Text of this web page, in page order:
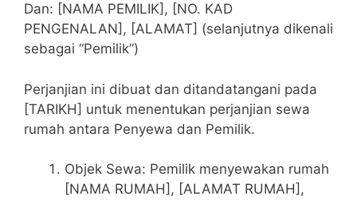
Dan: [NAMA PEMILIK], [NO. KAD
PENGENALAN], [ALAMAT] (selanjutnya dikenali
sebagai “Pemilik”)
Perjanjian ini dibuat dan ditandatangani pada
[TARIKH] untuk menentukan perjanjian sewa
rumah antara Penyewa dan Pemilik.
Objek Sewa: Pemilik menyewakan rumah
[NAMA RUMAH], [ALAMAT RUMAH],